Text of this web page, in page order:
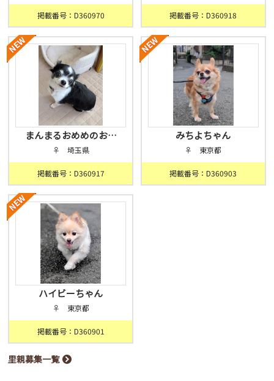
掲載番号：D360970 掲載番号：D360918
まんまるおめめのお…
♀ 埼玉県
掲載番号：D360917
みちよちゃん
♀ 東京都
掲載番号：D360903
ハイビーちゃん
♀ 東京都
掲載番号：D360901
里親募集一覧